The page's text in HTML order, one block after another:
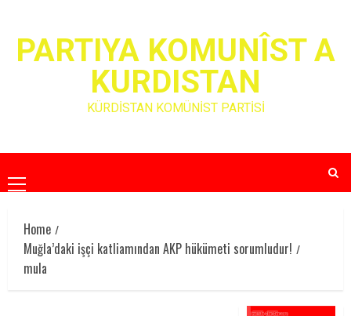
contentPARTIYA KOMUNÎST A
KURDISTAN
KÜRDİSTAN KOMÜNİST PARTİSİ
Primary
Menu
Home
Muğla’daki işçi katliamından AKP hükümeti sorumludur!
mula